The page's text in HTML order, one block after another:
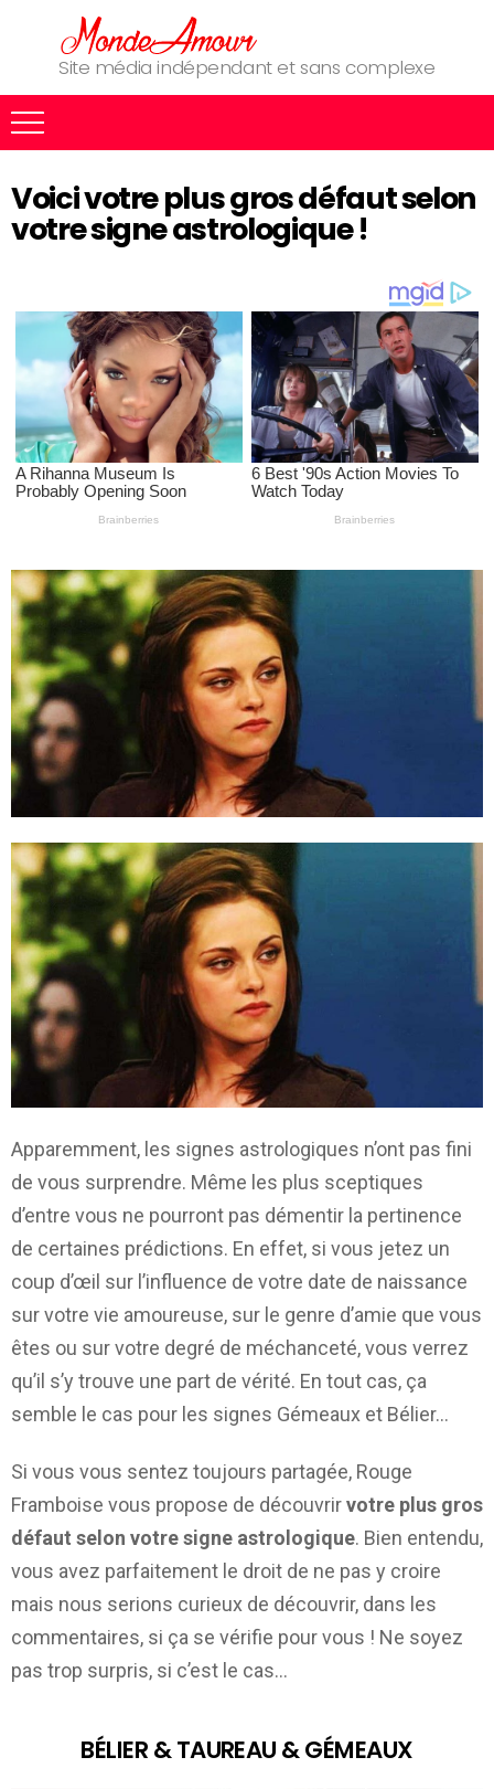
Site média indépendant et sans complexe
Voici votre plus gros défaut selon
votre signe astrologique !
Apparemment, les signes astrologiques n’ont pas fini
de vous surprendre. Même les plus sceptiques
d’entre vous ne pourront pas démentir la pertinence
de certaines prédictions. En effet, si vous jetez un
coup d’œil sur l’influence de votre date de naissance
sur votre vie amoureuse, sur le genre d’amie que vous
êtes ou sur votre degré de méchanceté, vous verrez
qu’il s’y trouve une part de vérité. En tout cas, ça
semble le cas pour les signes Gémeaux et Bélier…
Si vous vous sentez toujours partagée, Rouge
Framboise vous propose de découvrirvotre plus gros
défaut selon votre signe astrologique. Bien entendu,
vous avez parfaitement le droit de ne pas y croire
mais nous serions curieux de découvrir, dans les
commentaires, si ça se vérifie pour vous ! Ne soyez
pas trop surpris, si c’est le cas…
BÉLIER & TAUREAU & GÉMEAUX